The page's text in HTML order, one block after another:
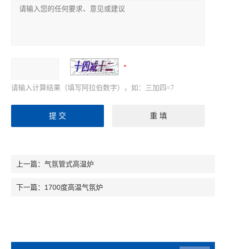
请输入计算结果（填写阿拉伯数字），如：三加四=7
上一篇：气氛管式高温炉
下一篇： 1700度高温气氛炉